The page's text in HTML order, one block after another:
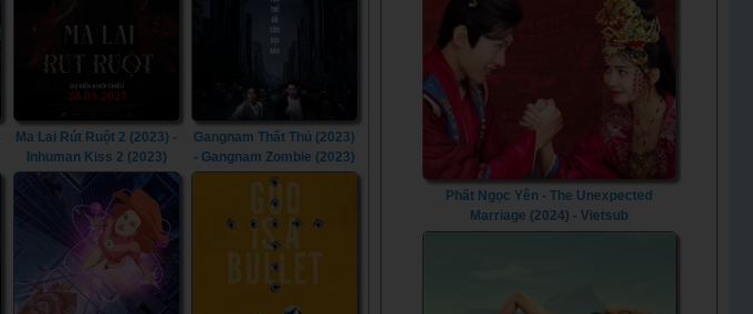
Ma Lai Rút Ruột 2 (2023) -
Inhuman Kiss 2 (2023)
Gangnam Thất Thủ (2023)
- Gangnam Zombie (2023)
Phất Ngọc Yên - The Unexpected
Marriage (2024) - Vietsub